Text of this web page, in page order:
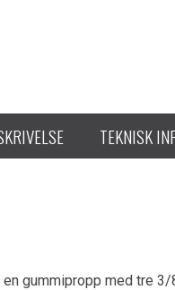
TEKNISK
gummipropp med tre